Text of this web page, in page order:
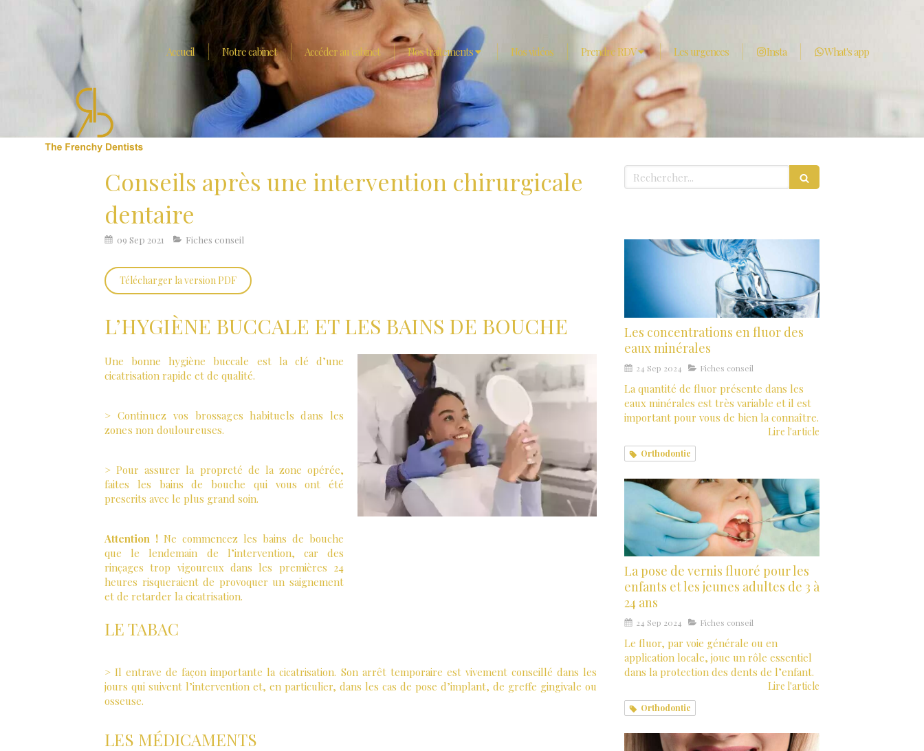
Accueil Notre cabinet Accéder au cabinet Nos traitements Nos vidéos Prendre RDV Les urgences Insta What's app
Conseils après une intervention chirurgicale
dentaire
09 Sep 2021 Fiches conseil
Télécharger la version PDF
L’HYGIÈNE BUCCALE ET LES BAINS DE BOUCHE
Une bonne hygiène buccale est la clé d’une
cicatrisation rapide et de qualité.
> Continuez vos brossages habituels dans les
zones non douloureuses.
> Pour assurer la propreté de la zone opérée,
faites les bains de bouche qui vous ont été
prescrits avec le plus grand soin.
Attention ! Ne commencez les bains de bouche
que le lendemain de l’intervention, car des
rinçages trop vigoureux dans les premières 24
heures risqueraient de provoquer un saignement
et de retarder la cicatrisation.
LE TABAC
> Il entrave de façon importante la cicatrisation. Son arrêt temporaire est vivement conseillé dans les
jours qui suivent l’intervention et, en particulier, dans les cas de pose d’implant, de greffe gingivale ou
osseuse.
LES MÉDICAMENTS
Rechercher
Les concentrations en fluor des
eaux minérales
24 Sep 2024 Fiches conseil
La quantité de fluor présente dans les
eaux minérales est très variable et il est
important pour vous de bien la connaître.
Lire l'article
Orthodontie
La pose de vernis fluoré pour les
enfants et les jeunes adultes de 3 à
24 ans
24 Sep 2024 Fiches conseil
Le fluor, par voie générale ou en
application locale, joue un rôle essentiel
dans la protection des dents de l’enfant.
Lire l'article
Orthodontie